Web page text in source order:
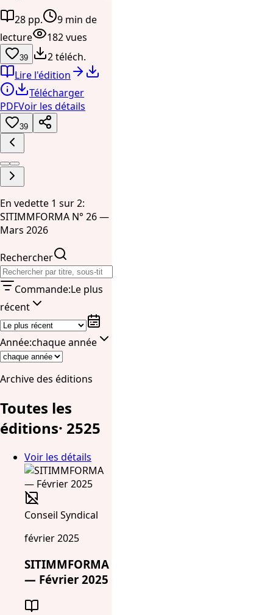
28 pp.
9 min de
lecture
182 vues
39
2 téléch.
Lire l'édition
Télécharger
PDFVoir les détails
39
En vedette 1 sur 2:
SITIMMFORMA N° 26 —
Mars 2026
Rechercher
Commande:Le plus
récent
Année:chaque année
Archive des éditions
Toutes les
éditions· 2525
Voir les détails
Conseil Syndical
février 2025
SITIMMFORMA
— Février 2025